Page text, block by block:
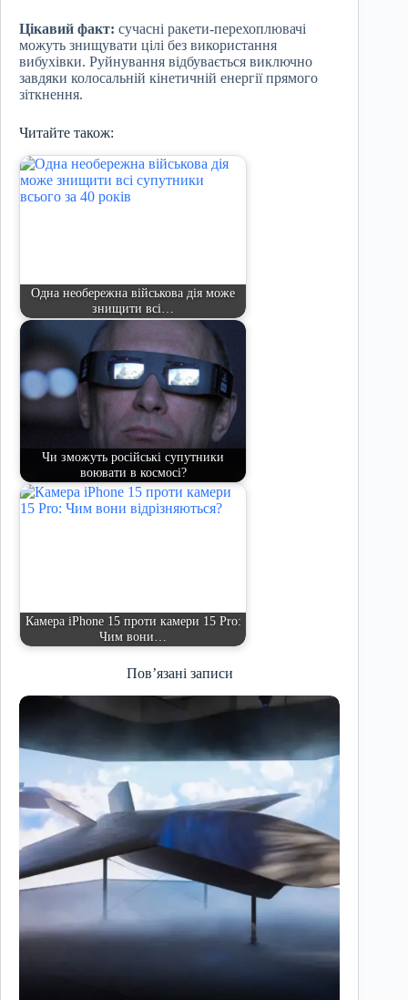
Цікавий факт: сучасні ракети-перехоплювачі
можуть знищувати цілі без використання
вибухівки. Руйнування відбувається виключно
завдяки колосальній кінетичній енергії прямого
зіткнення.
Читайте також:
Одна необережна військова дія може
знищити всі…
Чи зможуть російські супутники
воювати в космосі?
Камера iPhone 15 проти камери 15 Pro:
Чим вони…
Пов’язані записи